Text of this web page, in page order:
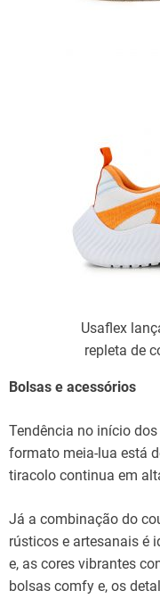
Usaflex
repleta de
Bolsas e acessórios
Tendência no início
formato meia-lua está
tiracolo continua em
Já a combinação do
rústicos e artesanais é
e, as cores vibrantes
bolsas comfy e, os